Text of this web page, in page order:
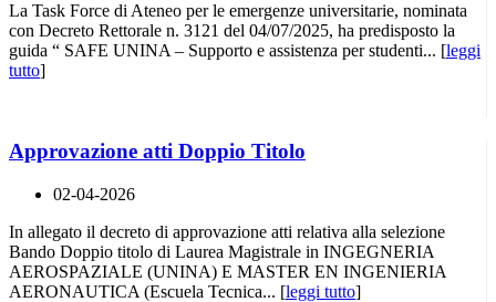
La Task Force di Ateneo per le emergenze universitarie, nominata
con Decreto Rettorale n. 3121 del 04/07/2025, ha predisposto la
guida “ SAFE UNINA – Supporto e assistenza per studenti... [leggi
tutto]
Approvazione atti Doppio Titolo
02-04-2026
In allegato il decreto di approvazione atti relativa alla selezione
Bando Doppio titolo di Laurea Magistrale in INGEGNERIA
AEROSPAZIALE (UNINA) E MASTER EN INGENIERIA
AERONAUTICA (Escuela Tecnica... [leggi tutto]